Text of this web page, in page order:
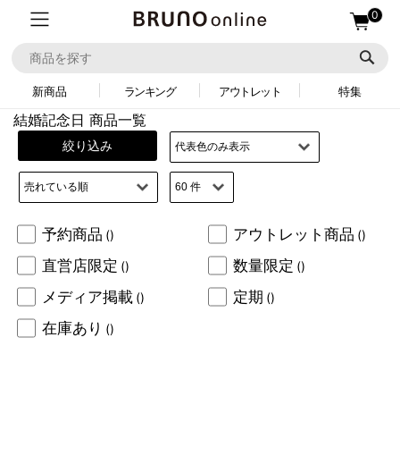
0
新商品 ランキング アウトレット 特集
結婚記念日 商品一覧
絞り込み
予約商品 () アウトレット商品 ()
直営店限定 () 数量限定 ()
メディア掲載 () 定期 ()
在庫あり ()